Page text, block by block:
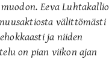
Eeva Luhtakallio
välittömästi
ja niiden
on pian viikon ajan